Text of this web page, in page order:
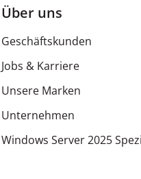
220 - 240 V
50/60 Hz
Über uns
Geschäftskunden
Jobs & Karriere
Unsere Marken
Unternehmen
Windows Server 2025